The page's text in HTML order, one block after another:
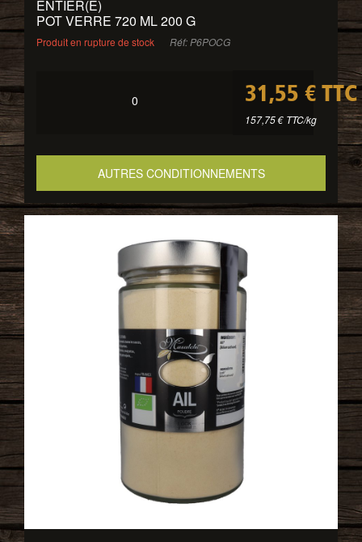
ENTIER(E)
POT VERRE 720 ML 200 G
Produit en rupture de stock Réf: P6POCG
0 31,55 € TTC
157,75 € TTC/kg
AUTRES CONDITIONNEMENTS